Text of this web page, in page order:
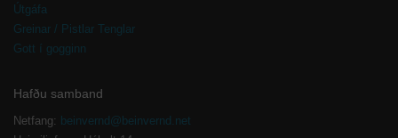
Útgáfa
Greinar / Pistlar Tenglar
Gott í gogginn
Hafðu samband
Netfang: beinvernd@beinvernd.net